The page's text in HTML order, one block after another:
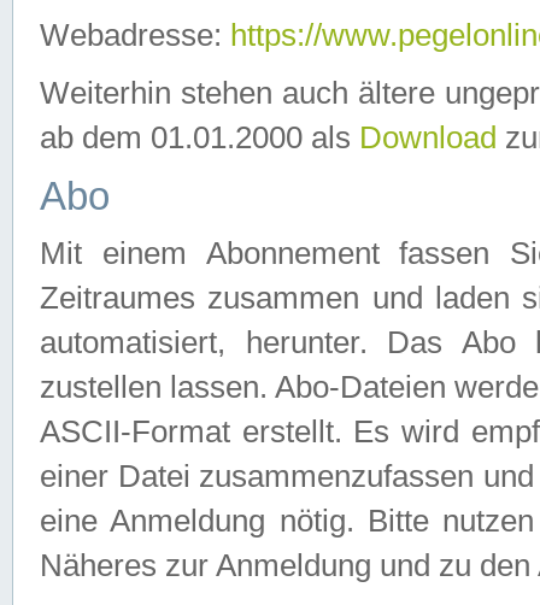
Webadresse: https://
Weiterhin stehen auch ältere
ab dem 01.01.2000 als Download
Abo
Mit einem Abonnement fassen
Zeitraumes zusammen und laden
automatisiert, herunter. Das
zustellen lassen. Abo-Dateien
ASCII-Format erstellt. Es wird
einer Datei zusammenzufassen
eine Anmeldung nötig. Bitte
Näheres zur Anmeldung und zu